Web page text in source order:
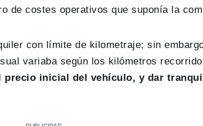
de costes operativos que suponía la
con límite de kilometraje; sin
variaba según los kilómetros
precio inicial del vehículo, y dar